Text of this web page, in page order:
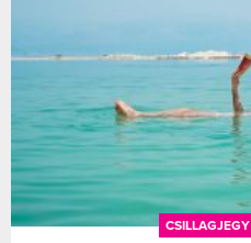
CSILLAGJEGY